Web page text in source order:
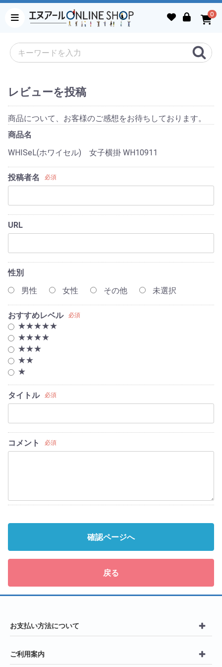
0
レビューを投稿
商品について、お客様のご感想をお待ちしております。
商品名
WHISeL(ホワイセル) 女子横掛 WH10911
投稿者名 必須
URL
性別
男性
女性 その他 未選択
おすすめレベル 必須
★★★★★
★★★★
★★★
★★
★
タイトル 必須
コメント 必須
確認ページへ
戻る
お支払い方法について
ご利用案内